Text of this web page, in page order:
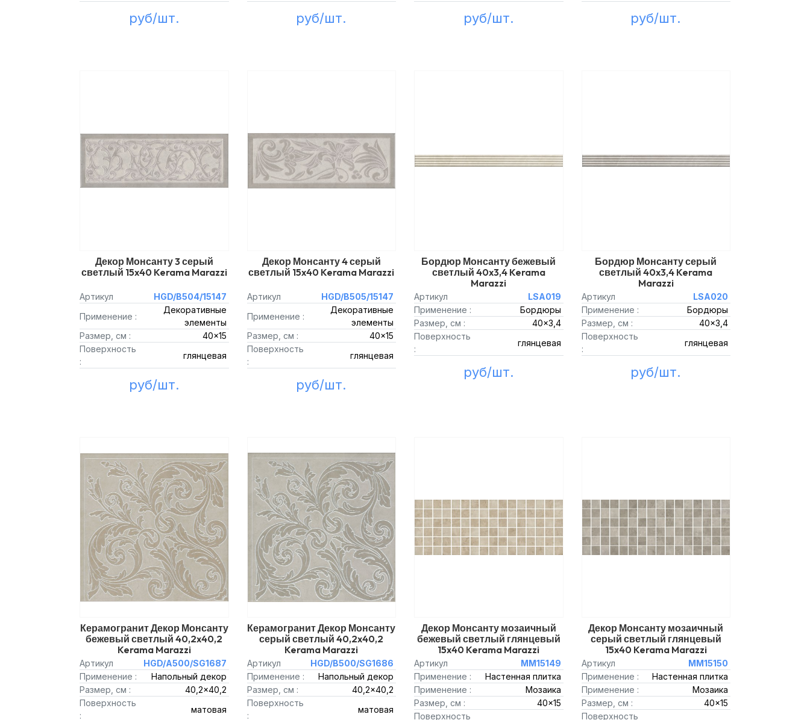
руб/шт. руб/шт. руб/шт. руб/шт.
Декор Монсанту 3 серый
светлый 15x40 Kerama Marazzi
Артикул
HGD/B504/15147
Применение :
Декоративные
элементы
Размер, см :
40x15
Поверхность
:
глянцевая
руб/шт.
Декор Монсанту 4 серый
светлый 15x40 Kerama Marazzi
Артикул
HGD/B505/15147
Применение :
Декоративные
элементы
Размер, см :
40x15
Поверхность
:
глянцевая
руб/шт.
Бордюр Монсанту бежевый
светлый 40x3,4 Kerama
Marazzi
Артикул
LSA019
Применение :
Бордюры
Размер, см :
40x3,4
Поверхность
:
глянцевая
руб/шт.
Бордюр Монсанту серый
светлый 40x3,4 Kerama
Marazzi
Артикул
LSA020
Применение :
Бордюры
Размер, см :
40x3,4
Поверхность
:
глянцевая
руб/шт.
Керамогранит Декор Монсанту
бежевый светлый 40,2x40,2
Kerama Marazzi
Артикул
HGD/A500/SG1687
Применение :
Напольный декор
Размер, см :
40,2x40,2
Поверхность
:
матовая
Керамогранит Декор Монсанту
серый светлый 40,2x40,2
Kerama Marazzi
Артикул
HGD/B500/SG1686
Применение :
Напольный декор
Размер, см :
40,2x40,2
Поверхность
:
матовая
Декор Монсанту мозаичный
бежевый светлый глянцевый
15x40 Kerama Marazzi
Артикул
MM15149
Применение :
Настенная плитка
Применение :
Мозаика
Размер, см :
40x15
Поверхность
Декор Монсанту мозаичный
серый светлый глянцевый
15x40 Kerama Marazzi
Артикул
MM15150
Применение :
Настенная плитка
Применение :
Мозаика
Размер, см :
40x15
Поверхность